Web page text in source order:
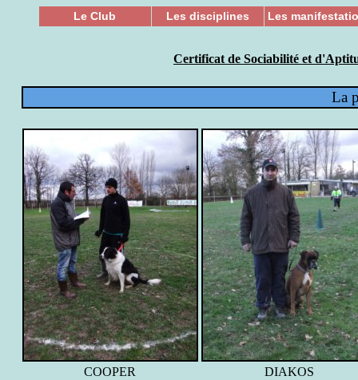
Le Club Les disciplines Les
Certificat de Sociabilité et
La
COOPER DIAKOS